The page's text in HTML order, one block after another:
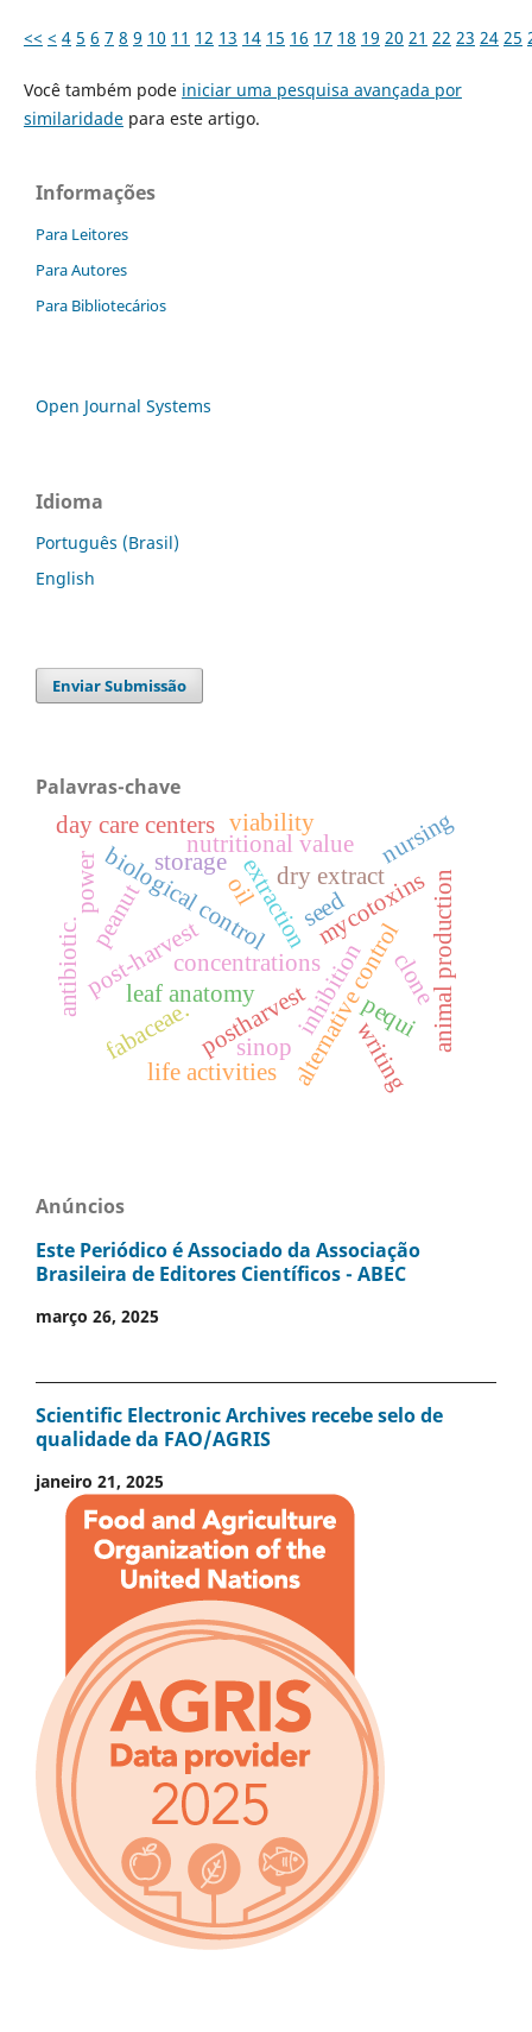
<< < 4 5 6 7 8 9 10 11 12 13 14 15 16 17 18 19 20 21 22 23 24 25
Você também pode iniciar uma pesquisa avançada por
similaridadepara este artigo.
Informações
Para Leitores
Para Autores
Para Bibliotecários
Open Journal Systems
Idioma
Português (Brasil)
English
Enviar Submissão
Palavras-chave
concentrationsinhibition
postharvestalternative control
extraction
nutritional value
oil
pequi
biological control
post-harvest
mycotoxins
peanut
leaf anatomy
fabaceae. writing
dry extract
life activities
nursing
animal production
storage
seed
viability
clone
sinop
day care centers
antibiotic.
power
Anúncios
Este Periódico é Associado da Associação
Brasileira de Editores Científicos - ABEC
março 26, 2025
Scientific Electronic Archives recebe selo de
qualidade da FAO/AGRIS
janeiro 21, 2025